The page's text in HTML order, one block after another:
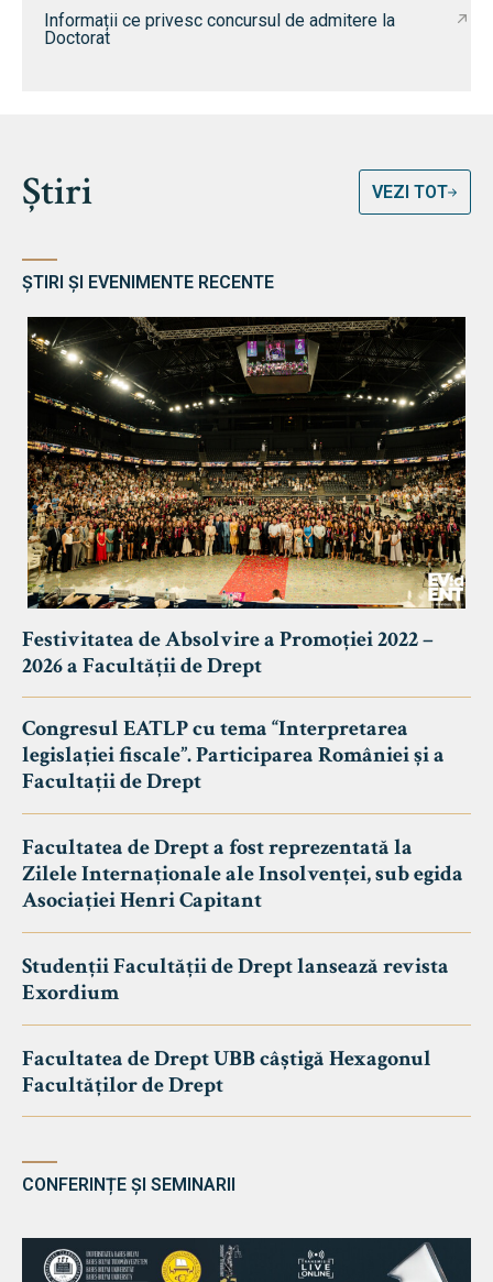
Informații ce privesc concursul de admitere la
Doctorat
Știri VEZI TOT
ȘTIRI ȘI EVENIMENTE RECENTE
Festivitatea de Absolvire a Promoției 2022 –
2026 a Facultății de Drept
Congresul EATLP cu tema “Interpretarea
legislației fiscale”. Participarea României și a
Facultații de Drept
Facultatea de Drept a fost reprezentată la
Zilele Internaționale ale Insolvenței, sub egida
Asociației Henri Capitant
Studenții Facultății de Drept lansează revista
Exordium
Facultatea de Drept UBB câștigă Hexagonul
Facultăților de Drept
CONFERINȚE ȘI SEMINARII